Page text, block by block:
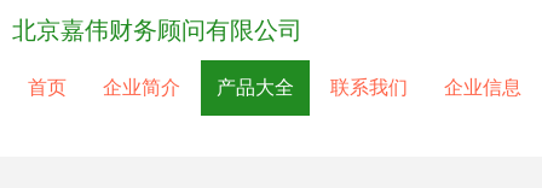
北京嘉伟财务顾问有限公司
首页 企业简介 产品大全 联系我们 企业信息